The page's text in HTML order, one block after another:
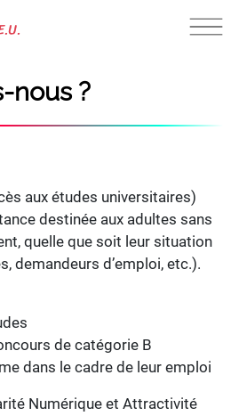
nous ?
aux études universitaires)
destinée aux adultes sans
quelle que soit leur situation
demandeurs d’emploi, etc.).
de catégorie B
dans le cadre de leur emploi
Numérique et Attractivité